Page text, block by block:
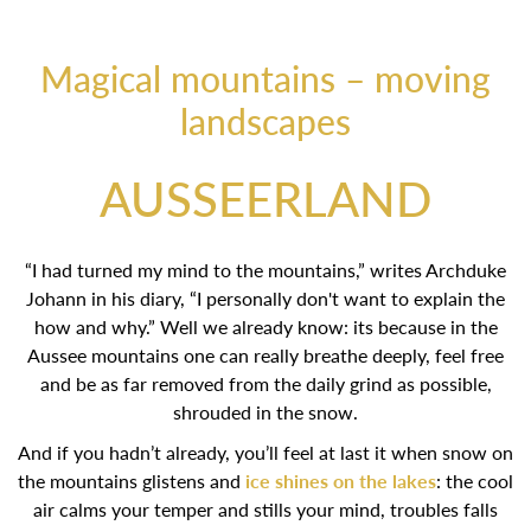
Magical mountains – moving
landscapes
AUSSEERLAND
“I had turned my mind to the mountains,” writes Archduke
Johann in his diary, “I personally don't want to explain the
how and why.” Well we already know: its because in the
Aussee mountains one can really breathe deeply, feel free
and be as far removed from the daily grind as possible,
shrouded in the snow.
And if you hadn’t already, you’ll feel at last it when snow on
the mountains glistens and ice shines on the lakes: the cool
air calms your temper and stills your mind, troubles falls